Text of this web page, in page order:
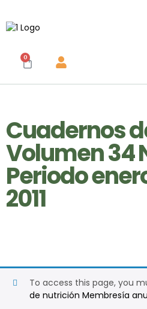
0
Cuadernos
Volumen 34
Periodo
2011
To access this page, you
de nutrición Membresía